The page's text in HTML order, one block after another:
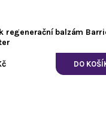
regenerační balzám